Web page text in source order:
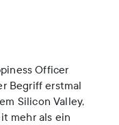
Officer
Begriff erstmal
Silicon Valley,
mehr als ein